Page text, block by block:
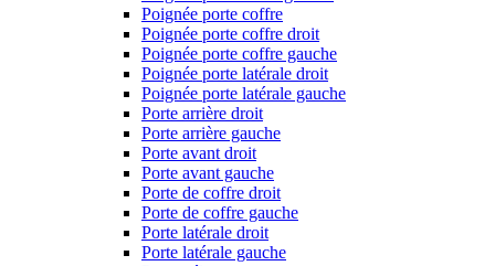
Poignée porte coffre
Poignée porte coffre droit
Poignée porte coffre gauche
Poignée porte latérale droit
Poignée porte latérale gauche
Porte arrière droit
Porte arrière gauche
Porte avant droit
Porte avant gauche
Porte de coffre droit
Porte de coffre gauche
Porte latérale droit
Porte latérale gauche